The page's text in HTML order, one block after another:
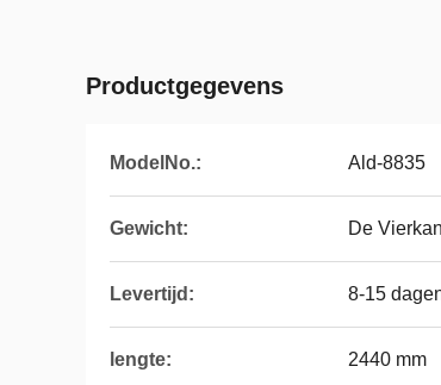
Productgegevens
ModelNo.: Ald-8835
Gewicht: De
Levertijd: 8-15
lengte: 2440 mm